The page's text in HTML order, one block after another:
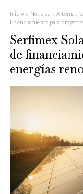
Inicio Noticias
financiamiento para
Serfimex
de
energías